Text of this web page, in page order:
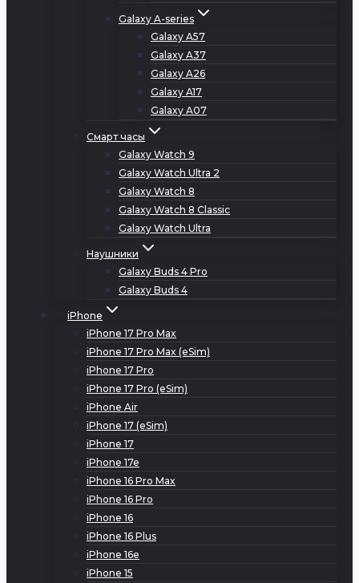
Galaxy A-series
Galaxy A57
Galaxy A37
Galaxy A26
Galaxy A17
Galaxy A07
Смарт часы
Galaxy Watch 9
Galaxy Watch Ultra 2
Galaxy Watch 8
Galaxy Watch 8 Classic
Galaxy Watch Ultra
Наушники
Galaxy Buds 4 Pro
Galaxy Buds 4
iPhone
iPhone 17 Pro Max
iPhone 17 Pro Max (eSim)
iPhone 17 Pro
iPhone 17 Pro (eSim)
iPhone Air
iPhone 17 (eSim)
iPhone 17
iPhone 17e
iPhone 16 Pro Max
iPhone 16 Pro
iPhone 16
iPhone 16 Plus
iPhone 16e
iPhone 15